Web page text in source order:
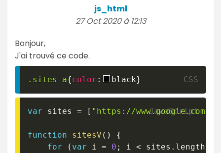
js_html
27 Oct 2020 à 12:13
Bonjour,
J'ai trouvé ce code.
.sites a{color : black}
var sites = [ "https://www.google.com/"
function sitesV ( )
{
for
( var i = 0 ; i < sites . length